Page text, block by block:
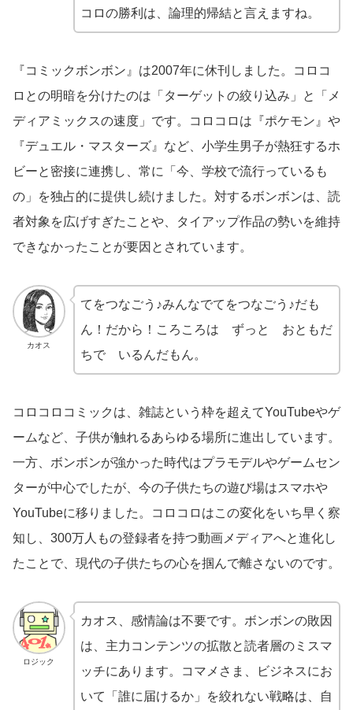
コロの勝利は、論理的帰結と言えますね。
『コミックボンボン』は2007年に休刊しました。コロコ
ロとの明暗を分けたのは「ターゲットの絞り込み」と「メ
ディアミックスの速度」です。コロコロは『ポケモン』や
『デュエル・マスターズ』など、小学生男子が熱狂するホ
ビーと密接に連携し、常に「今、学校で流行っているも
の」を独占的に提供し続けました。対するボンボンは、読
者対象を広げすぎたことや、タイアップ作品の勢いを維持
できなかったことが要因とされています。
カオス
てをつなごう♪みんなでてをつなごう♪だも
ん！だから！ころころは ずっと おともだ
ちで いるんだもん。
コロコロコミックは、雑誌という枠を超えてYouTubeやゲ
ームなど、子供が触れるあらゆる場所に進出しています。
一方、ボンボンが強かった時代はプラモデルやゲームセン
ターが中心でしたが、今の子供たちの遊び場はスマホや
YouTubeに移りました。コロコロはこの変化をいち早く察
知し、300万人もの登録者を持つ動画メディアへと進化し
たことで、現代の子供たちの心を掴んで離さないのです。
ロジック
カオス、感情論は不要です。ボンボンの敗因
は、主力コンテンツの拡散と読者層のミスマ
ッチにあります。コマメさま、ビジネスにお
いて「誰に届けるか」を絞れない戦略は、自